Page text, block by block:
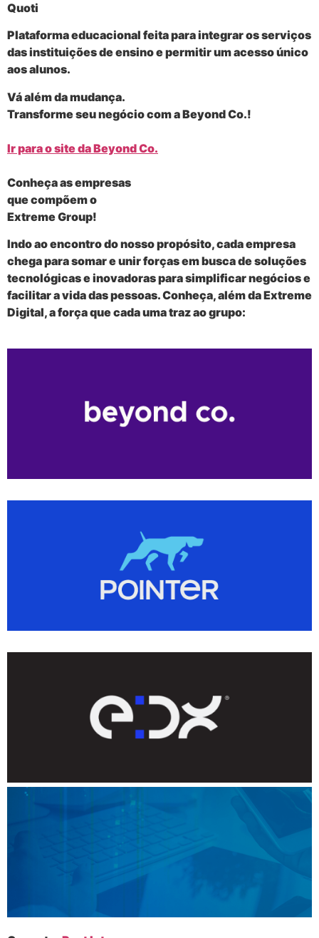
Quoti
Plataforma educacional feita para integrar os serviços
das instituições de ensino e permitir um acesso único
aos alunos.
Vá além da mudança.
Transforme seu negócio com aBeyond Co.!
Ir para o site da Beyond Co.
Conheça as empresas
que compõem o
Extreme Group!
Indo ao encontro do nosso propósito, cada empresa
chega para somar e unir forças em busca de soluções
tecnológicas e inovadoras para simplificar negócios e
facilitar a vida das pessoas. Conheça, além da Extreme
Digital, a força que cada uma traz ao grupo: